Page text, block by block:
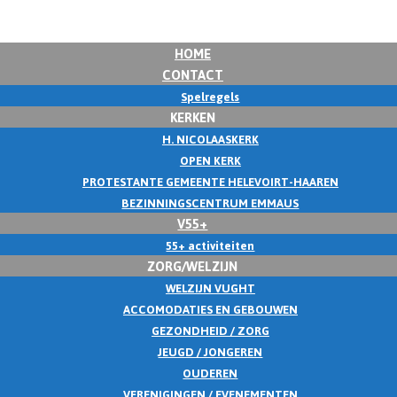
HOME
CONTACT
Spelregels
KERKEN
H. NICOLAASKERK
OPEN KERK
PROTESTANTE GEMEENTE HELEVOIRT-HAAREN
BEZINNINGSCENTRUM EMMAUS
V55+
55+ activiteiten
ZORG/WELZIJN
WELZIJN VUGHT
ACCOMODATIES EN GEBOUWEN
GEZONDHEID / ZORG
JEUGD / JONGEREN
OUDEREN